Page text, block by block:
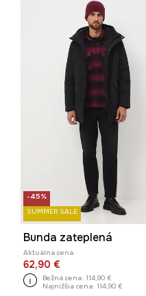
-45%
SUMMER SALE
Bunda zateplená
Aktuálna cena:
62,90 €
Bežná cena: 114,90 €
Najnižšia cena: 114,90 €